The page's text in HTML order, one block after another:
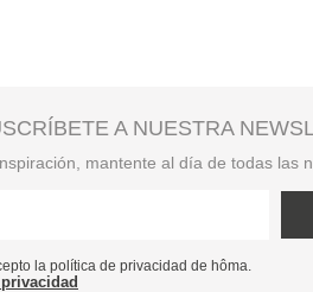
A NUESTRA
mantente al día de todas las
la política de privacidad de hôma.